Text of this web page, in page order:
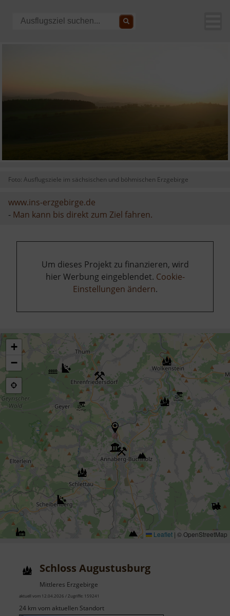
Foto: Ausflugsziele im sächsischen und böhmischen Erzgebirge
www.ins-erzgebirge.de
- Man kann bis direkt zum Ziel fahren.
Um dieses Projekt zu finanzieren, wird
hier Werbung eingeblendet. Cookie-
Einstellungen ändern.
+
−
Leaflet | © OpenStreetMap
Schloss Augustusburg
Mittleres Erzgebirge
aktuell vom 12.04.2026 / Zugriffe: 159241
24 km vom aktuellen Standort